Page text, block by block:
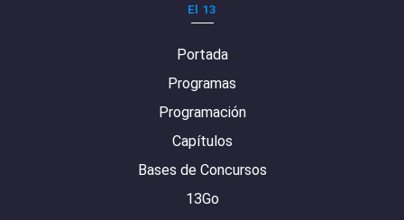
El 13
Portada
Programas
Programación
Capítulos
Bases de Concursos
13Go